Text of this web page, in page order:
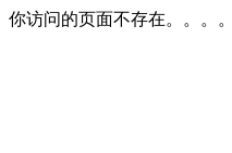
你访问的页面不存在。。。。